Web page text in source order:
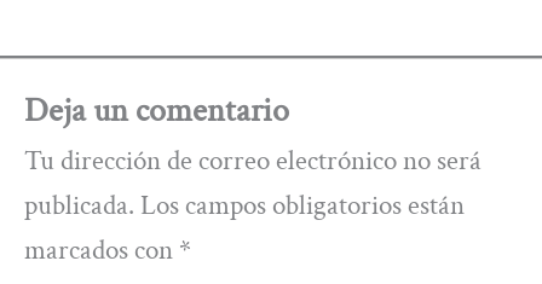
Deja un comentario
Tu dirección de correo electrónico no será
publicada. Los campos obligatorios están
marcados con *